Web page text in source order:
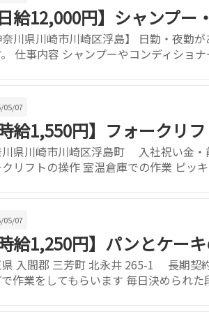
日給12,000円】シャンプ
奈川県川崎市川崎区浮島】 日勤・夜勤
。 仕事内容 シャンプーやコンディショ
05/07
時給1,550円】フォークリ
県川崎市川崎区浮島町 入社祝い金・
クリフトの操作 室温倉庫での作業 ピッ
05/07
時給1,250円】パンとケー
入間郡 三芳町 北永井 265-1 長期契
作業をしてもらいます 毎日決められ